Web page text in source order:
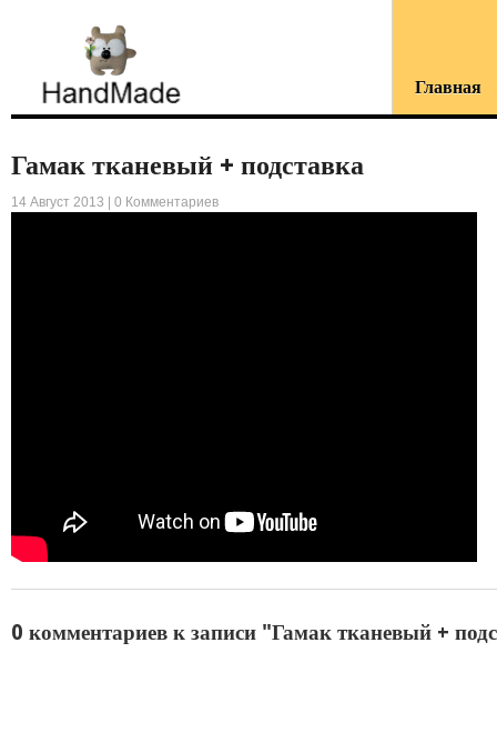
Главная
Гамак тканевый + подставка
14 Август 2013 | 0 Комментариев
0 комментариев к записи "Гамак тканевый +